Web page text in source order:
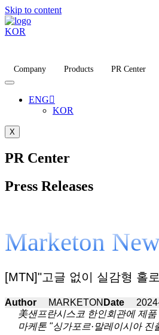
Skip to content
KOR
Company Products PR Center
ENG
KOR
X
PR Center
Press Releases
Marketon
[MTN]"고글 없이 실감형 홀
Author MARKETON Date
美샌프란시스코 한인회관에 제품
마케톤 "싱가포르·말레이시아 진